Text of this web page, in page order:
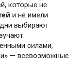
которые не
и не имели
выбирают
силами,
— всевозможные